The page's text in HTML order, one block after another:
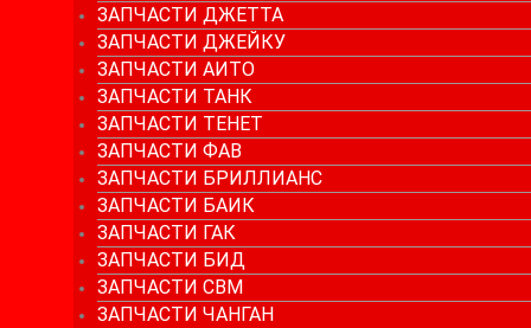
ЗАПЧАСТИ ДЖЕТТА
ЗАПЧАСТИ ДЖЕЙКУ
ЗАПЧАСТИ АИТО
ЗАПЧАСТИ ТАНК
ЗАПЧАСТИ ТЕНЕТ
ЗАПЧАСТИ ФАВ
ЗАПЧАСТИ БРИЛЛИАНС
ЗАПЧАСТИ БАИК
ЗАПЧАСТИ ГАК
ЗАПЧАСТИ БИД
ЗАПЧАСТИ СВМ
ЗАПЧАСТИ ЧАНГАН